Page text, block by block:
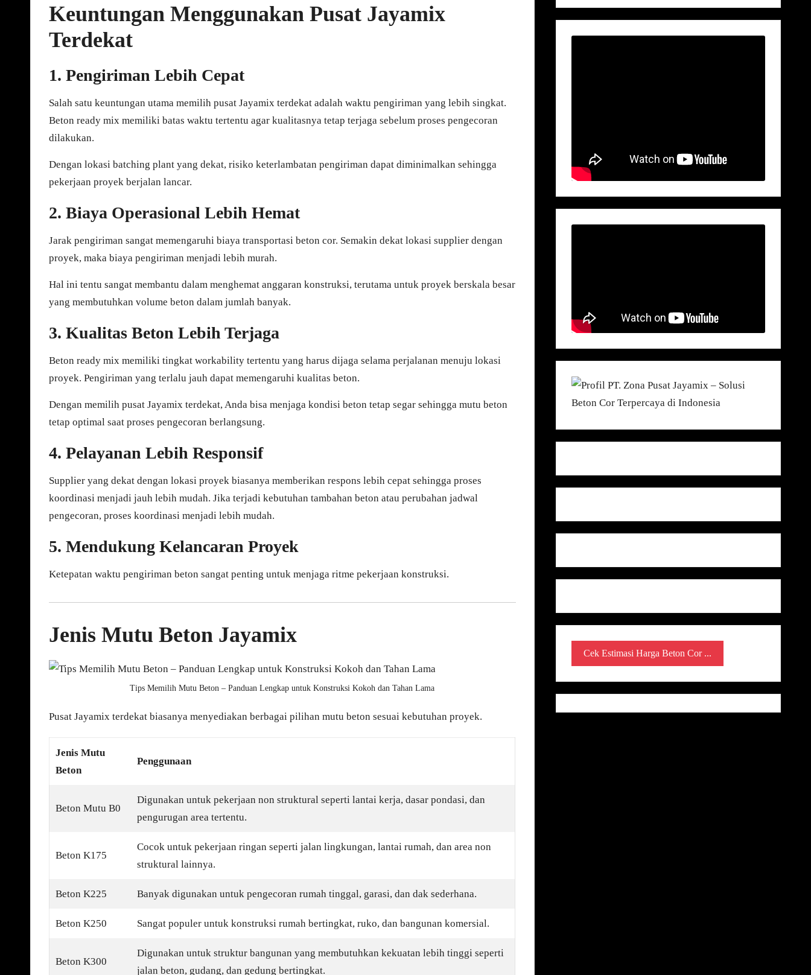
Keuntungan Menggunakan Pusat Jayamix
Terdekat
1. Pengiriman Lebih Cepat
Salah satu keuntungan utama memilih pusat Jayamix terdekat adalah waktu pengiriman yang lebih singkat.
Beton ready mix memiliki batas waktu tertentu agar kualitasnya tetap terjaga sebelum proses pengecoran
dilakukan.
Dengan lokasi batching plant yang dekat, risiko keterlambatan pengiriman dapat diminimalkan sehingga
pekerjaan proyek berjalan lancar.
2. Biaya Operasional Lebih Hemat
Jarak pengiriman sangat memengaruhi biaya transportasi beton cor. Semakin dekat lokasi supplier dengan
proyek, maka biaya pengiriman menjadi lebih murah.
Hal ini tentu sangat membantu dalam menghemat anggaran konstruksi, terutama untuk proyek berskala besar
yang membutuhkan volume beton dalam jumlah banyak.
3. Kualitas Beton Lebih Terjaga
Beton ready mix memiliki tingkat workability tertentu yang harus dijaga selama perjalanan menuju lokasi
proyek. Pengiriman yang terlalu jauh dapat memengaruhi kualitas beton.
Dengan memilih pusat Jayamix terdekat, Anda bisa menjaga kondisi beton tetap segar sehingga mutu beton
tetap optimal saat proses pengecoran berlangsung.
4. Pelayanan Lebih Responsif
Supplier yang dekat dengan lokasi proyek biasanya memberikan respons lebih cepat sehingga proses
koordinasi menjadi jauh lebih mudah. Jika terjadi kebutuhan tambahan beton atau perubahan jadwal
pengecoran, proses koordinasi menjadi lebih mudah.
5. Mendukung Kelancaran Proyek
Ketepatan waktu pengiriman beton sangat penting untuk menjaga ritme pekerjaan konstruksi.
Jenis Mutu Beton Jayamix
Tips Memilih Mutu Beton – Panduan Lengkap untuk Konstruksi Kokoh dan Tahan Lama
Pusat Jayamix terdekat biasanya menyediakan berbagai pilihan mutu beton sesuai kebutuhan proyek.
Jenis Mutu
Beton
Penggunaan
Beton Mutu B0
Digunakan untuk pekerjaan non struktural seperti lantai kerja, dasar pondasi, dan
pengurugan area tertentu.
Beton K175
Cocok untuk pekerjaan ringan seperti jalan lingkungan, lantai rumah, dan area non
struktural lainnya.
Beton K225 Banyak digunakan untuk pengecoran rumah tinggal, garasi, dan dak sederhana.
Beton K250 Sangat populer untuk konstruksi rumah bertingkat, ruko, dan bangunan komersial.
Beton K300
Digunakan untuk struktur bangunan yang membutuhkan kekuatan lebih tinggi seperti
jalan beton, gudang, dan gedung bertingkat.
Cek Estimasi Harga Beton Cor ...